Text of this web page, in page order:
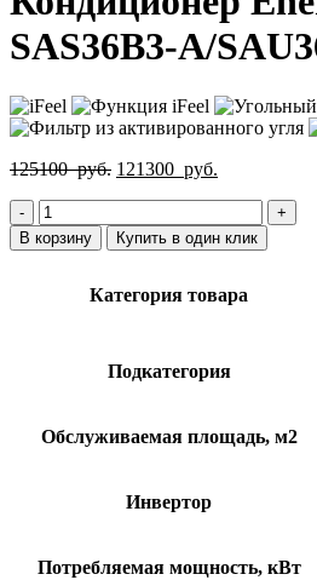
SAS36B3-A/
125100руб. Первоначальная
125100
руб..
121300 руб.
121300
руб..
Количество
товара
Кондиционер
SAS36B3-
В корзину Купить в один клик
Категория товара
Подкатегория
Обслуживаемая площадь, м2
Инвертор
Потребляемая мощность, кВт